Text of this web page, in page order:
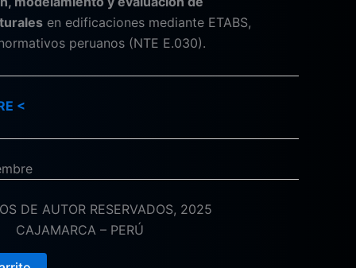
en edificaciones mediante ETABS,
peruanos (NTE E.030).
<
DE AUTOR RESERVADOS, 2025
CAJAMARCA – PERÚ